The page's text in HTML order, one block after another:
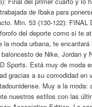
de Ibaka para
Min. 53 (130-122): FINAL
del deporte como si te
la moda urbana, te
de Nike, Jordan y
Sports. Está muy de moda
gracias a su comodidad en
Muy a la moda:
nuestros estilos con las